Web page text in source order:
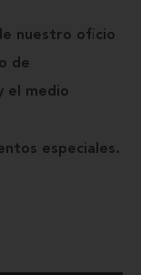
nuestro oficio
de
el medio
especiales.